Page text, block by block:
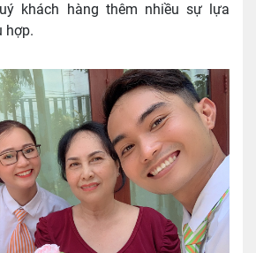
khách hàng thêm nhiều sự lựa
hợp.